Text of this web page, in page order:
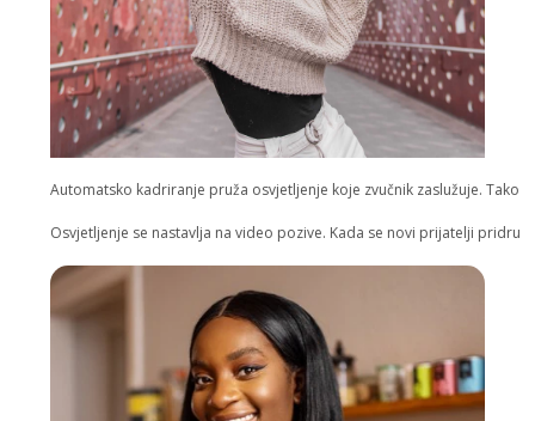
Automatsko kadriranje pruža osvjetljenje koje zvučnik zaslužuje. Tako
Osvjetljenje se nastavlja na video pozive. Kada se novi prijatelji